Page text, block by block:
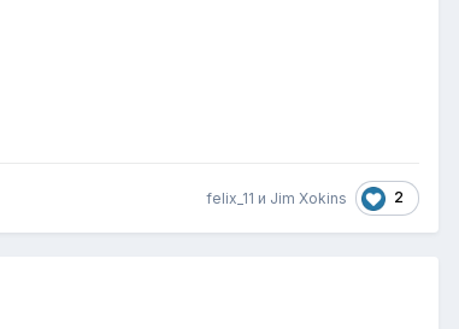
felix_11 и Jim Xokins 2